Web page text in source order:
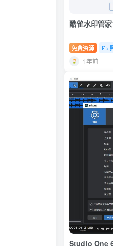
酷雀水印管
免费资源
1年前
Studio One